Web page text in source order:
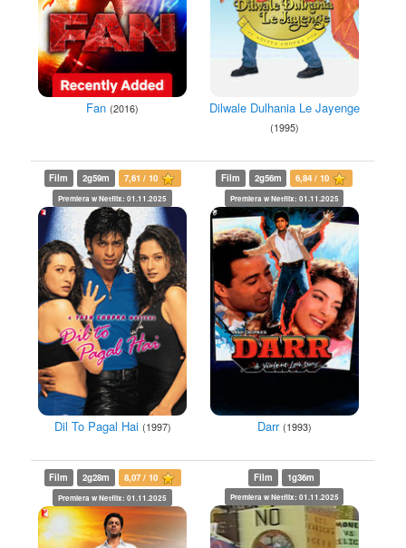
Fan (2016) Dilwale Dulhania Le Jayenge
(1995)
Film 2g59m 7,61 / 10
Premiera w Netflix: 01.11.2025
Dil To Pagal Hai (1997)
Film 2g56m 6,84 / 10
Premiera w Netflix: 01.11.2025
Darr (1993)
Film 2g28m 8,07 / 10
Premiera w Netflix: 01.11.2025
Film 1g36m
Premiera w Netflix: 01.11.2025